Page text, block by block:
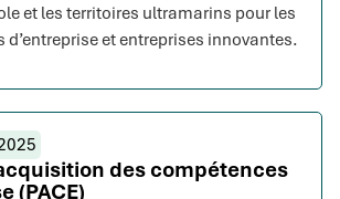
et les territoires ultramarins pour les
et entreprises innovantes.
des compétences
(PACE)